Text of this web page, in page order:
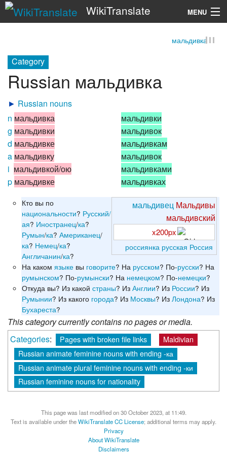
WikiTranslate MENU
мальдивка
Category
Russian мальдивка
► Russian nouns
n мальдивка
g мальдивки
d мальдивке
a мальдивку
i мальдивкой/ою
p мальдивке
мальдивки
мальдивок
мальдивкам
мальдивок
мальдивками
мальдивках
мальдивец Мальдивы
мальдивский
x200px
россиянка русская Россия
Кто вы по
национальности? Русский/
ая? Иностранец/ка?
Румын/ка?Американец/
ка? Немец/ка?
Англичанин/ка?
На какомязыке вы говорите? На русском? По-русски? На
румынском? По-румынски? На немецком? По-немецки?
Откуда вы? Из какойстраны? ИзАнглии? Из России? Из
Румынии? Из какого города? Из Москвы? ИзЛондона? Из
Бухареста?
This category currently contains no pages or media.
Categories: Pages with broken file links
Maldivian
Russian animate feminine nouns with ending -ка
Russian animate plural feminine nouns with ending -ки
Russian feminine nouns for nationality
This page was last modified on 30 October 2023, at 11:49.
Text is available under theWikiTranslate CC License; additional terms may apply.
Privacy
About WikiTranslate
Disclaimers